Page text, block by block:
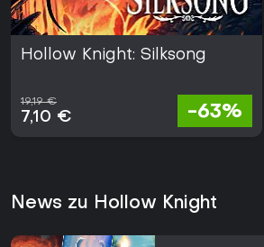
Hollow Knight: Silksong
19,19 €
7,10 € -63%
News zu Hollow Knight